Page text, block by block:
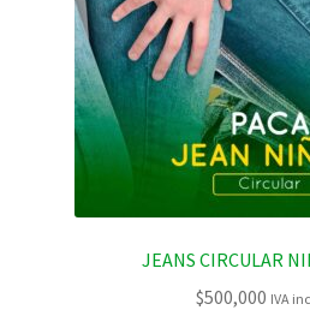
JEANS CIRCULAR
$500,000 IVA